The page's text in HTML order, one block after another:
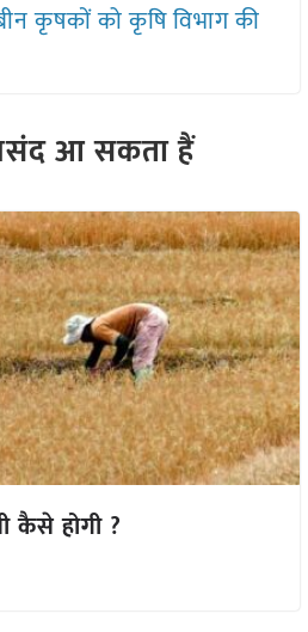
कृषकों को कृषि विभाग की
आ सकता हैं
कैसे होगी ?